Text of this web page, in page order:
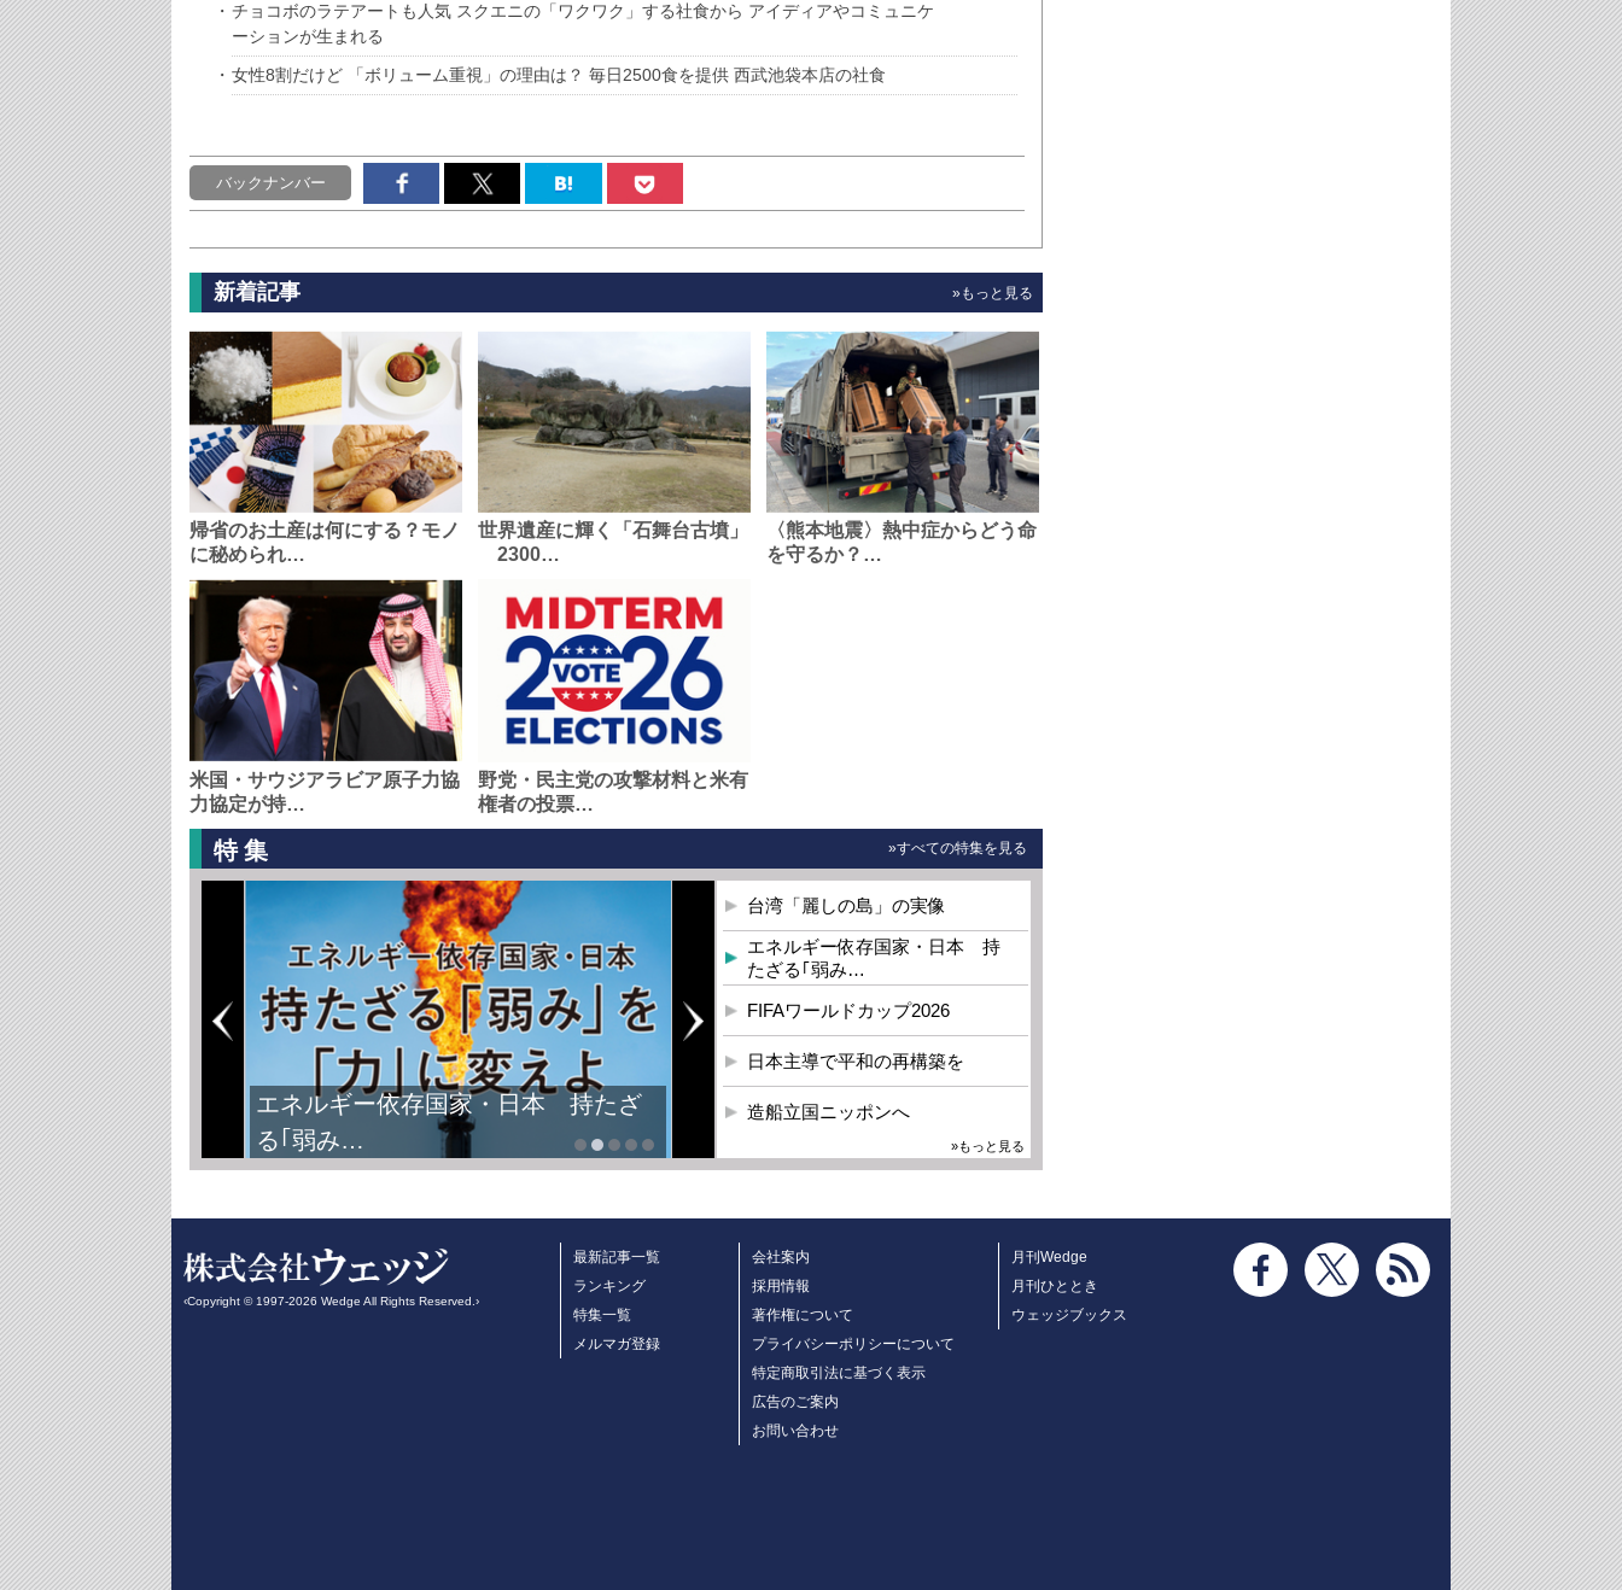
チョコボのラテアートも人気 スクエニの「ワクワク」する社食から アイディアやコミュニケ
ーションが生まれる
女性8割だけど 「ボリューム重視」の理由は？ 毎日2500食を提供 西武池袋本店の社食
バックナンバー
新着記事 »もっと見る
帰省のお土産は何にする？モノ
に秘められ…
世界遺産に輝く「石舞台古墳」
2300…
〈熊本地震〉熱中症からどう命
を守るか？…
米国・サウジアラビア原子力協
力協定が持…
野党・民主党の攻撃材料と米有
権者の投票…
特集 »すべての特集を見る
エネルギー依存国家・日本 持たざ
る｢弱み…
台湾「麗しの島」の実像
エネルギー依存国家・日本 持
たざる｢弱み…
FIFAワールドカップ2026
日本主導で平和の再構築を
造船立国ニッポンへ
»もっと見る
‹Copyright © 1997-2026 Wedge All Rights Reserved.›
最新記事一覧
ランキング
特集一覧
メルマガ登録
会社案内
採用情報
著作権について
プライバシーポリシーについて
特定商取引法に基づく表示
広告のご案内
お問い合わせ
月刊Wedge
月刊ひととき
ウェッジブックス